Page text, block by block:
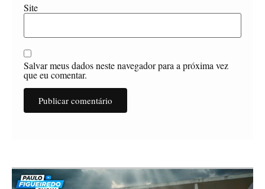
Site
Salvar meus dados neste navegador para a próxima vez
que eu comentar.